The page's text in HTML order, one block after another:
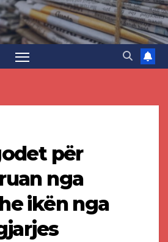
për
nga
ikën nga